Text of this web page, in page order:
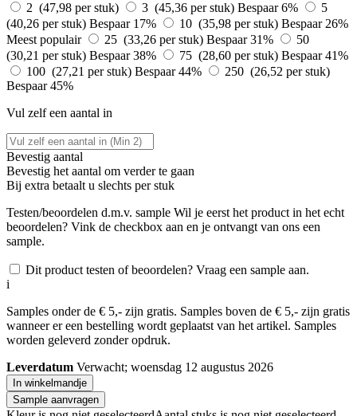
2 (47,98 per stuk)
3 (45,36 per stuk) Bespaar 6%
5
(40,26 per stuk) Bespaar 17% 10 (35,98 per stuk) Bespaar 26%
Meest populair
25 (33,26 per stuk) Bespaar 31%
50
(30,21 per stuk) Bespaar 38% 75 (28,60 per stuk) Bespaar 41%
100 (27,21 per stuk) Bespaar 44%
250 (26,52 per stuk)
Bespaar 45%
Vul zelf een aantal in
Bevestig aantal
Bevestig het aantal om verder te gaan
Bij extra betaalt u slechts per stuk
Testen/beoordelen d.m.v. sample Wil je eerst het product in het echt
beoordelen? Vink de checkbox aan en je ontvangt van ons een
sample.
Dit product testen of beoordelen? Vraag een sample aan.
i
Samples onder de € 5,- zijn gratis. Samples boven de € 5,- zijn gratis
wanneer er een bestelling wordt geplaatst van het artikel. Samples
worden geleverd zonder opdruk.
Leverdatum Verwacht; woensdag 12 augustus 2026
In winkelmandje
Sample aanvragen